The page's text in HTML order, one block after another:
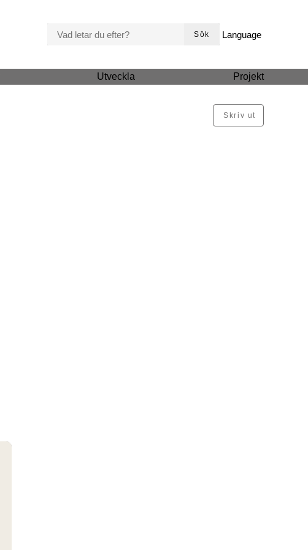
Sök
Language
Utveckla Projekt
Skriv ut